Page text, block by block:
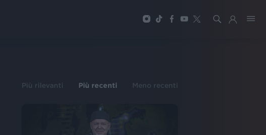
Più rilevanti Più recenti Meno recenti